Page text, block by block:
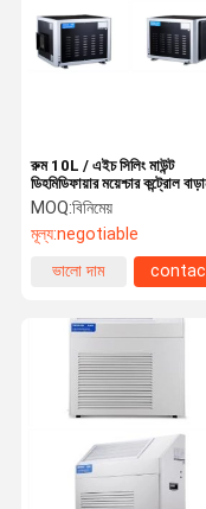
রুম 10L / এইচ সিলিং মাউন্ট
ডিহমিডিফায়ার ময়েশ্চার কন্ট্রোল
MOQ:বিনিমেয়
মূল্য:negotiable
ভালো দাম